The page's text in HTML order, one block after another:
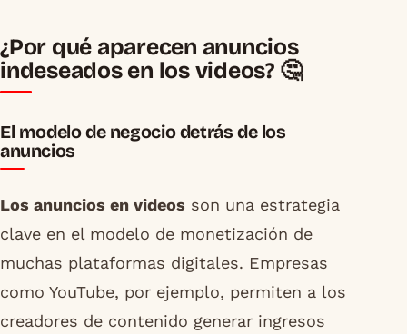
¿Por qué aparecen anuncios
indeseados en los videos? 🤔
El modelo de negocio detrás de los
anuncios
Los anuncios en videos son una estrategia
clave en el modelo de monetización de
muchas plataformas digitales. Empresas
como YouTube, por ejemplo, permiten a los
creadores de contenido generar ingresos